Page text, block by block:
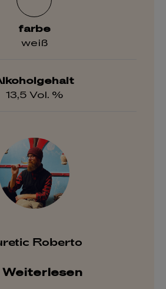
farbe
weiß
13,5 Vol. %
Roberto
Weiterlesen